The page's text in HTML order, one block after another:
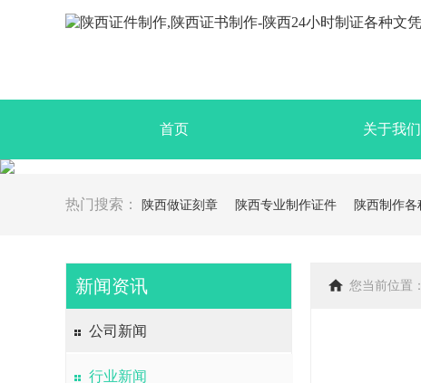
首页 关于我们
热门搜索： 陕西做证刻章 陕西专业制作证件 陕西制作各
新闻资讯
公司新闻
行业新闻
您当前位置